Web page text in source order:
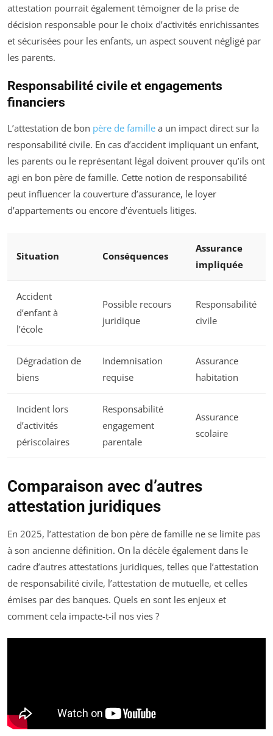
attestation pourrait également témoigner de la prise de
décision responsable pour le choix d’activités enrichissantes
et sécurisées pour les enfants, un aspect souvent négligé par
les parents.
Responsabilité civile et engagements
financiers
L’attestation de bon père de famille a un impact direct sur la
responsabilité civile. En cas d’accident impliquant un enfant,
les parents ou le représentant légal doivent prouver qu’ils ont
agi en bon père de famille. Cette notion de responsabilité
peut influencer la couverture d’assurance, le loyer
d’appartements ou encore d’éventuels litiges.
Situation Conséquences
Assurance
impliquée
Accident
d’enfant à
l’école
Possible recours
juridique
Responsabilité
civile
Dégradation de
biens
Indemnisation
requise
Assurance
habitation
Incident lors
d’activités
périscolaires
Responsabilité
engagement
parentale
Assurance
scolaire
Comparaison avec d’autres
attestation juridiques
En 2025, l’attestation de bon père de famille ne se limite pas
à son ancienne définition. On la décèle également dans le
cadre d’autres attestations juridiques, telles que l’attestation
de responsabilité civile, l’attestation de mutuelle, et celles
émises par des banques. Quels en sont les enjeux et
comment cela impacte-t-il nos vies ?